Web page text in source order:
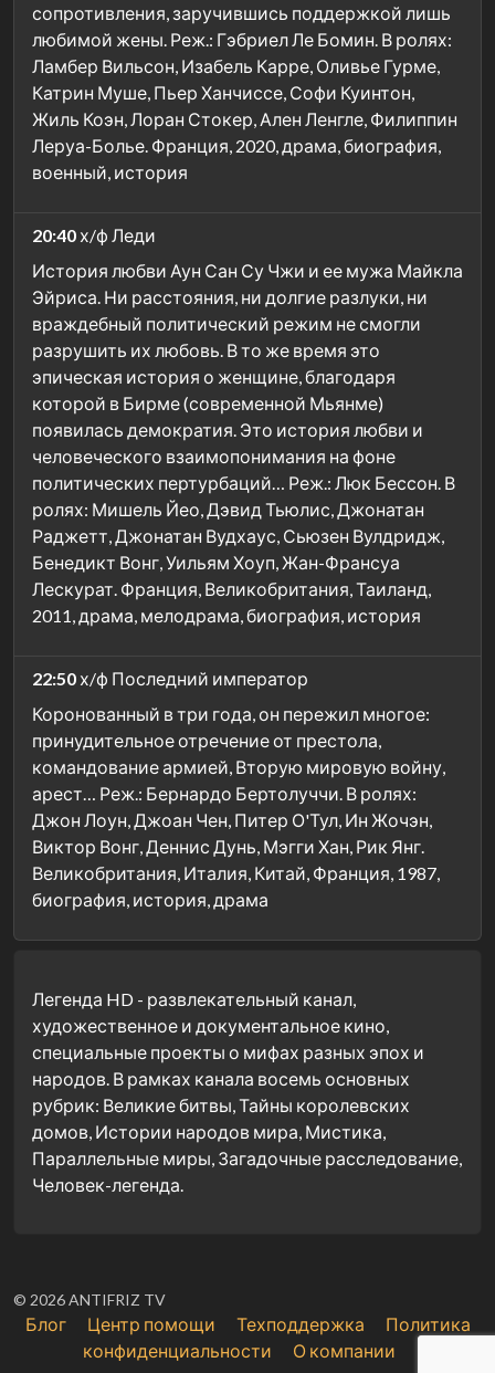
сопротивления, заручившись поддержкой лишь
любимой жены. Реж.: Гэбриел Ле Бомин. В ролях:
Ламбер Вильсон, Изабель Карре, Оливье Гурме,
Катрин Муше, Пьер Ханчиссе, Софи Куинтон,
Жиль Коэн, Лоран Стокер, Ален Ленгле, Филиппин
Леруа-Болье. Франция, 2020, драма, биография,
военный, история
20:40 х/ф Леди
История любви Аун Сан Су Чжи и ее мужа Майкла
Эйриса. Ни расстояния, ни долгие разлуки, ни
враждебный политический режим не смогли
разрушить их любовь. В то же время это
эпическая история о женщине, благодаря
которой в Бирме (современной Мьянме)
появилась демократия. Это история любви и
человеческого взаимопонимания на фоне
политических пертурбаций… Реж.: Люк Бессон. В
ролях: Мишель Йео, Дэвид Тьюлис, Джонатан
Раджетт, Джонатан Вудхаус, Сьюзен Вулдридж,
Бенедикт Вонг, Уильям Хоуп, Жан-Франсуа
Лескурат. Франция, Великобритания, Таиланд,
2011, драма, мелодрама, биография, история
22:50 х/ф Последний император
Коронованный в три года, он пережил многое:
принудительное отречение от престола,
командование армией, Вторую мировую войну,
арест… Реж.: Бернардо Бертолуччи. В ролях:
Джон Лоун, Джоан Чен, Питер О'Тул, Ин Жочэн,
Виктор Вонг, Деннис Дунь, Мэгги Хан, Рик Янг.
Великобритания, Италия, Китай, Франция, 1987,
биография, история, драма
Легенда HD - развлекательный канал,
художественное и документальное кино,
специальные проекты о мифах разных эпох и
народов. В рамках канала восемь основных
рубрик: Великие битвы, Тайны королевских
домов, Истории народов мира, Мистика,
Параллельные миры, Загадочные расследование,
Человек-легенда.
© 2026 ANTIFRIZ TV
Блог Центр помощи Техподдержка
Политика
конфиденциальности
О компании